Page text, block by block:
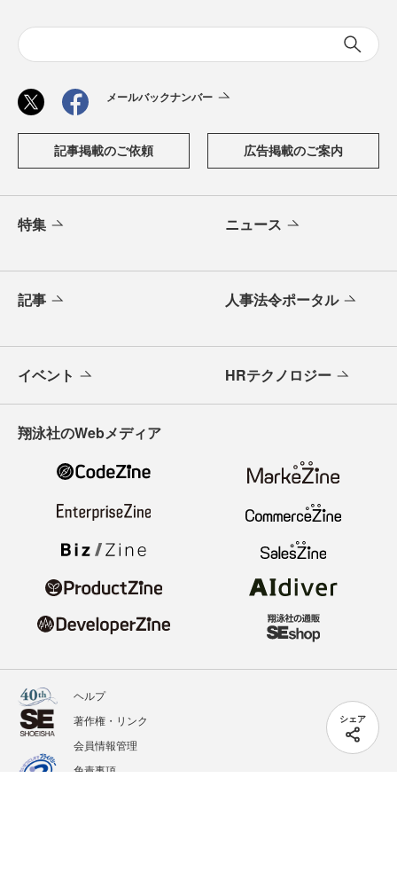
シェア
メールバックナンバー
記事掲載のご依頼 広告掲載のご案内
特集 ニュース
記事 人事法令ポータル
イベント HRテクノロジー
翔泳社のWebメディア
ヘルプ
著作権・リンク
会員情報管理
免責事項